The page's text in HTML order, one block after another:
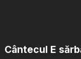
Cântecul E